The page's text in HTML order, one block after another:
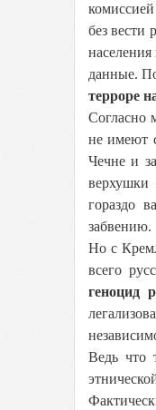
без вести
данные.
терроре
Согласно
не имеют
Чечне и
верхушки
гораздо
забвению.
Но с
всего
геноцид
Ведь что